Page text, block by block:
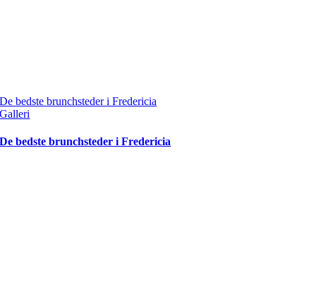
De bedste brunchsteder i Fredericia
Galleri
De bedste brunchsteder i Fredericia